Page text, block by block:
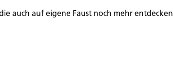
auch auf eigene Faust noch mehr entdecken